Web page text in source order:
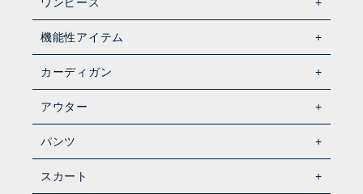
ワンピース
機能性アイテム
カーディガン
アウター
パンツ
スカート